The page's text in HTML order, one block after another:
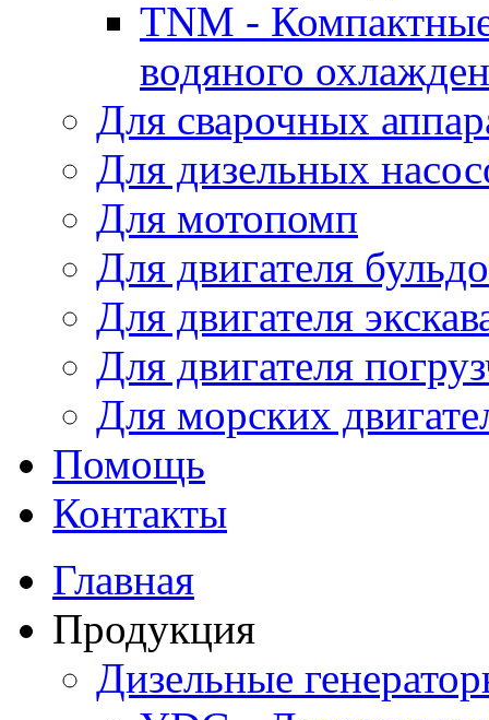
TNM -
водяного
Для сварочных
Для дизельных
Для мотопомп
Для двигателя
Для двигателя
Для двигателя
Для морских
Помощь
Контакты
Главная
Продукция
Дизельные